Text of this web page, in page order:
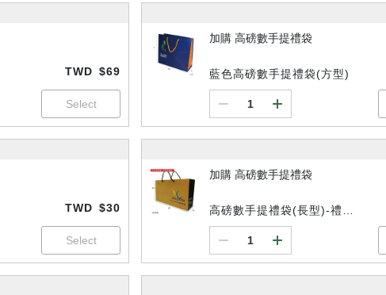
TWD $69
加購 高磅數手提禮袋
藍色高磅數手提禮袋(方型)
TWD $30
加購 高磅數手提禮袋
高磅數手提禮袋(長型)-禮盒